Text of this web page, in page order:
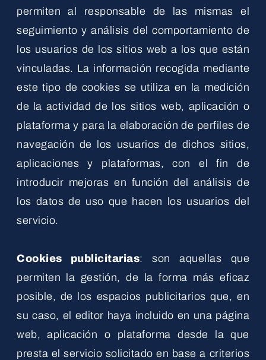
permiten al responsable de las mismas el
seguimiento y análisis del comportamiento de
los usuarios de los sitios web a los que están
vinculadas. La información recogida mediante
este tipo de cookies se utiliza en la medición
de la actividad de los sitios web, aplicación o
plataforma y para la elaboración de perfiles de
navegación de los usuarios de dichos sitios,
aplicaciones y plataformas, con el fin de
introducir mejoras en función del análisis de
los datos de uso que hacen los usuarios del
servicio.
Cookies publicitarias: son aquellas que
permiten la gestión, de la forma más eficaz
posible, de los espacios publicitarios que, en
su caso, el editor haya incluido en una página
web, aplicación o plataforma desde la que
presta el servicio solicitado en base a criterios